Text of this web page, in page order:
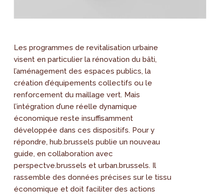
Les programmes de revitalisation urbaine
visent en particulier la rénovation du bâti,
l’aménagement des espaces publics, la
création d’équipements collectifs ou le
renforcement du maillage vert. Mais
l’intégration d’une réelle dynamique
économique reste insuffisamment
développée dans ces dispositifs. Pour y
répondre, hub.brussels publie un nouveau
guide, en collaboration avec
perspectve.brussels et urban.brussels. Il
rassemble des données précises sur le tissu
économique et doit faciliter des actions